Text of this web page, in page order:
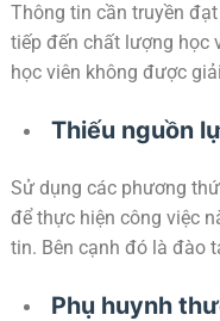
Thông tin cần truyền
tiếp đến chất lượng học
học viên không được
Thiếu nguồn
Sử dụng các phương
để thực hiện công việc
tin. Bên cạnh đó là đào
Phụ huynh